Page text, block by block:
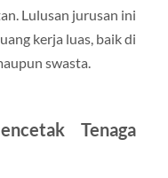
Lulusan jurusan ini
kerja luas, baik di
swasta.
Tenaga